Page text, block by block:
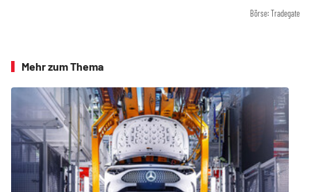
Börse: Tradegate
Mehr zum Thema